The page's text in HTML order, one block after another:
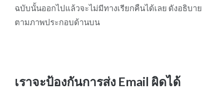
ฉบับนั้นออกไปแล้วจะไม่มีทางเรียกคืนได้เลย ดังอธิบาย
ตามภาพประกอบด้านบน
เราจะป้องกันการส่ง Email ผิดได้